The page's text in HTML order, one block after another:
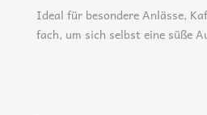
Ide­al für beson­de­re Anläs­se,
fach, um sich selbst eine süße